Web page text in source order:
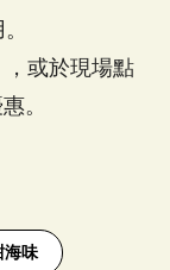
或於現場點
。
海味